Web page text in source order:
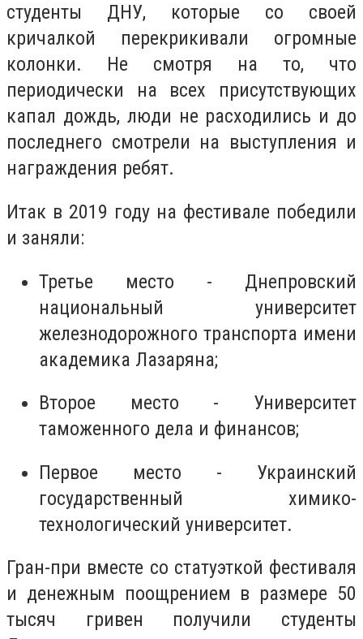
студенты ДНУ, которые со своей
кричалкой перекрикивали огромные
колонки. Не смотря на то, что
периодически на всех присутствующих
капал дождь, люди не расходились и до
последнего смотрели на выступления и
награждения ребят.
Итак в 2019 году на фестивале победили
и заняли:
Третье место - Днепровский
национальный университет
железнодорожного транспорта имени
академика Лазаряна;
Второе место - Университет
таможенного дела и финансов;
Первое место - Украинский
государственный химико-
технологический университет.
Гран-при вместе со статуэткой фестиваля
и денежным поощрением в размере 50
тысяч гривен получили студенты